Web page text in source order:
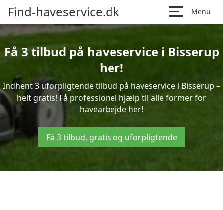
Find-haveservice.dk Menu
Få 3 tilbud på haveservice i Bisserup
her!
Indhent 3 uforpligtende tilbud på haveservice i Bisserup –
helt gratis! Få professionel hjælp til alle former for
havearbejde her!
Få 3 tilbud, gratis og uforpligtende